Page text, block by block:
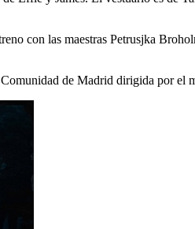
con las maestras Petrusjka
de Madrid dirigida por el